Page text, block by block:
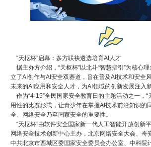
“天枢杯”启幕：多方联袂遴选培育AI人才
据主办方介绍，“天枢杯”以北斗“智慧指引”为核心
立了AI创作与AI安全双赛道，旨在普及AI技术和安全
未来的AI应用和安全人才，为AI领域的创新发展注入
作为“4·15”全民国家安全教育日的主题活动之一，“
用性的比赛形式，让青少年在掌握AI技术前沿知识的
全、网络安全乃至国家安全的重要性。
“天枢杯”由软件安全国家新一代人工智能开放创新
网络安全技术创新中心主办，北京网络安全大会、奇
中共北京市西城区委国家安全委员会办公室、中科院